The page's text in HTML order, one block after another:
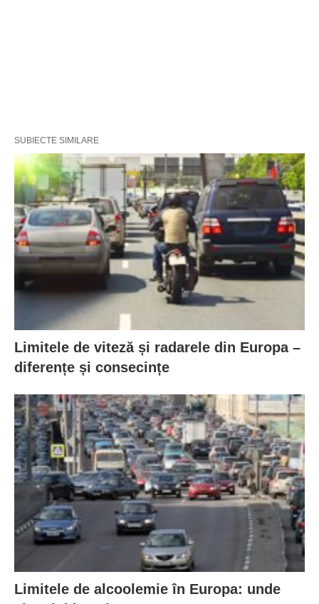
SUBIECTE SIMILARE
Limitele de viteză și radarele din Europa –
diferențe și consecințe
Limitele de alcoolemie în Europa: unde